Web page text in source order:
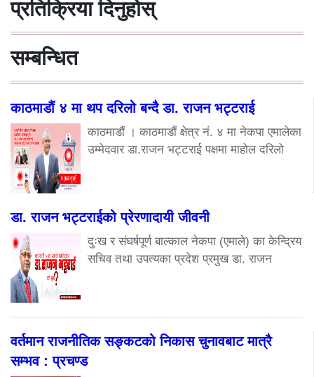
प्रतिक्रिया दिनुहोस्
सम्बन्धित
काठमाडौं ४ मा थप दरिलो बन्दै डा. राजन भट्टराई
काठमाडौं । काठमाडौं क्षेत्र नं. ४ मा नेकपा एमालेका
उम्मेदवार डा.राजन भट्टराई पक्षमा माहोल दरिलो
डा. राजन भट्टराईको प्रेरणादायी जीवनी
दुःख र संघर्षपूर्ण बाल्काल नेकपा (एमाले) का केन्द्रिय
सचिव तथा उपत्यका प्रदेश प्रमुख डा. राजन
वर्तमान राजनीतिक सङ्कटको निकास चुनावबाट मात्रै
सम्भव : प्रचण्ड